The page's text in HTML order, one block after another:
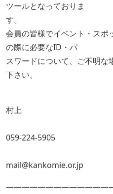
ツールとなっておりま
す。
会員の皆様でイベント・スポ
の際に必要なID・パ
スワードについて、ご不明
下さい。
（公社）三
村上
TEL 059-
059-224-5905
e-
mail@kankomie.or.jp